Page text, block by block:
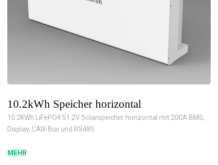
10.2kWh Speicher horizontal
10.2KWh LiFePO4 51.2V Solarspeicher horizontal mit 200A BMS,
Display, CAN-Bus und RS485
MEHR